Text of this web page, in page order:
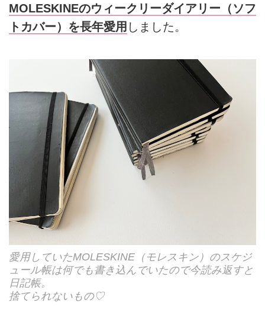
MOLESKINEのウィークリーダイアリー（ソフ
トカバー）を長年愛用 しました。
愛用していたMOLESKINE（モレスキン）のスケジ
ュール帳は何でも書き込んでいたので今読み返すと
日記帳。
捨てられないもの♡